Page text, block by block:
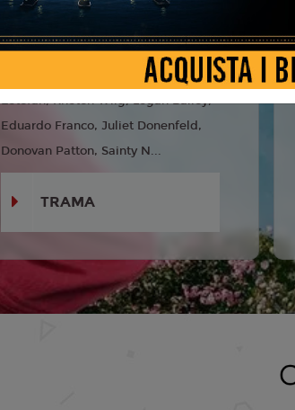
Ryan Crego
Anno:2025
Laila Lockhart Kraner, Gloria
Estefan, Kristen Wiig, Logan Bailey,
Eduardo Franco, Juliet Donenfeld,
Donovan Patton, Sainty N...
TRAMA